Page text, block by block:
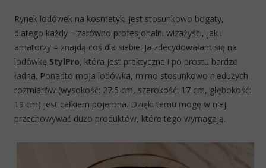
Rynek lodówek na kosmetyki jest stosunkowo bogaty,
dlatego każdy – zarówno profesjonalni wizażyści, jak i
amatorzy – znajdą coś dla siebie. Ja zdecydowałam się na
lodówkę StylPro, która jest praktyczna i po prostu bardzo
ładna. Ponadto moja lodówka, mimo stosunkowo niedużych
rozmiarów (wysokość: 27.5 cm, szerokość: 17 cm, głębokość:
19 cm) jest całkiem pojemna. Dzięki temu mogę w niej
przechowywać dużo produktów, które tego wymagają.